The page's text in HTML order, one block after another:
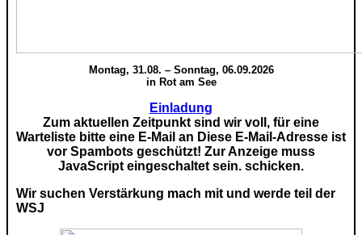
Montag, 31.08. – Sonntag, 06.09.2026
in Rot am See
Einladung
Zum aktuellen Zeitpunkt sind wir voll, für eine
Warteliste bitte eine E-Mail an Diese E-Mail-Adresse ist
vor Spambots geschützt! Zur Anzeige muss
JavaScript eingeschaltet sein. schicken.
Wir suchen Verstärkung mach mit und werde teil der
WSJ